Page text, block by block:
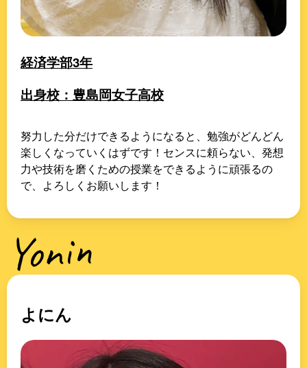
経済学部3年
出身校：豊島岡女子高校
努力した分だけできるようになると、勉強がどんどん
楽しくなっていくはずです！センスに頼らない、発想
力や技術を磨くための授業をできるように頑張るの
で、よろしくお願いします！
Yonin
よにん